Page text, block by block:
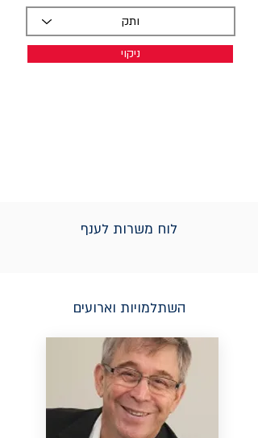
ניקוי
לוח משרות לענף
השתלמויות וארועים